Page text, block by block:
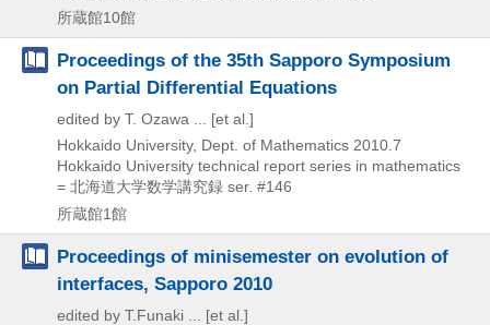
所蔵館10館
Proceedings of the 35th Sapporo Symposium
on Partial Differential Equations
edited by T. Ozawa ... [et al.]
Hokkaido University, Dept. of Mathematics 2010.7
Hokkaido University technical report series in mathematics
= 北海道大学数学講究録 ser. #146
所蔵館1館
Proceedings of minisemester on evolution of
interfaces, Sapporo 2010
edited by T.Funaki ... [et al.]